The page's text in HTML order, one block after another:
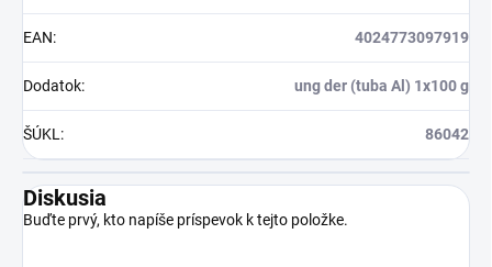
EAN: 4024773097919
Dodatok: ung der (tuba Al) 1x100 g
ŠÚKL: 86042
Diskusia
Buďte prvý, kto napíše príspevok k tejto položke.